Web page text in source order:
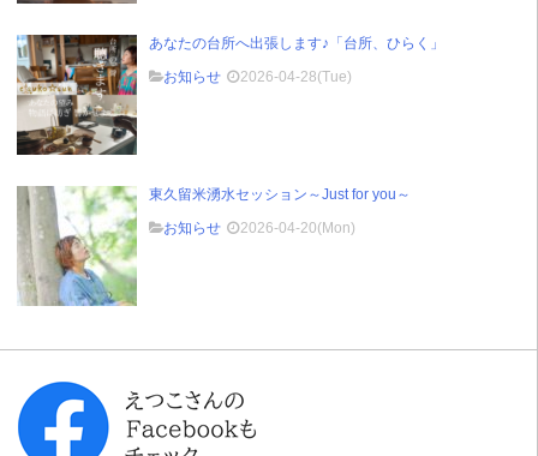
あなたの台所へ出張します♪「台所、ひらく」
お知らせ
2026-04-28(Tue)
東久留米湧水セッション～Just for you～
お知らせ
2026-04-20(Mon)